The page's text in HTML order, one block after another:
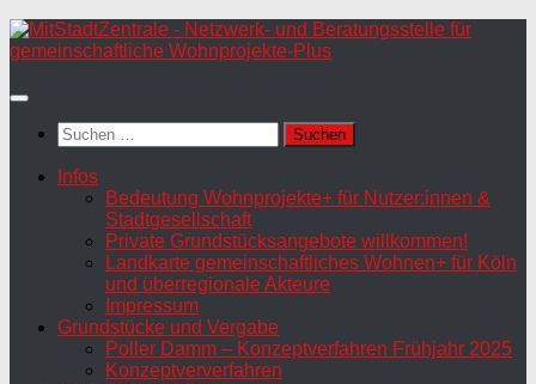
Zum
Inhalt
Suchen
nach:
Infos
Bedeutung Wohnprojekte+ für Nutzer:innen &
Stadtgesellschaft
Private Grundstücksangebote willkommen!
Landkarte gemeinschaftliches Wohnen+ für Köln
und überregionale Akteure
Impressum
Grundstücke und Vergabe
Poller Damm – Konzeptverfahren Frühjahr 2025
Konzeptververfahren